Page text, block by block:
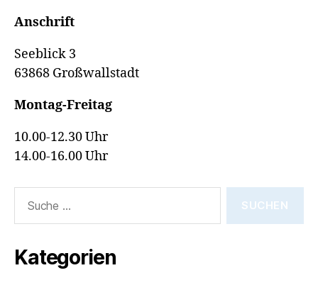
Anschrift
Seeblick 3
63868 Großwallstadt
Montag-Freitag
10.00-12.30 Uhr
14.00-16.00 Uhr
nach:
Kategorien